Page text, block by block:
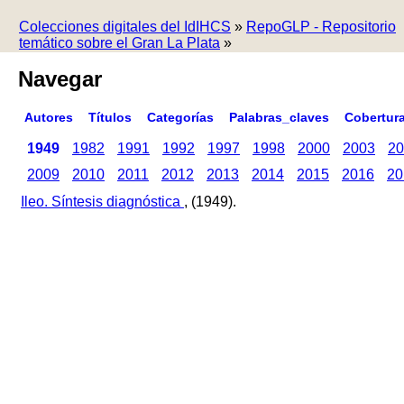
Colecciones digitales del IdIHCS » RepoGLP - Repositorio
temático sobre el Gran La Plata »
Navegar
Autores Títulos Categorías Palabras_claves
1949 1982 1991 1992 1997 1998 2000 2003
2009
2010 2011 2012 2013 2014 2015 2016
Ileo. Síntesis diagnóstica , (1949).